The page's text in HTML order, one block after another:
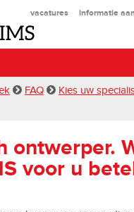
vacatures informatie
FAQ Kies uw
ontwerper.
voor u